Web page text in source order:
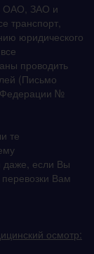
ОАО, ЗАО и
транспорт,
юридического
проводить
(Письмо
Федерации №
те
даже, если Вы
Вам
осмотр: